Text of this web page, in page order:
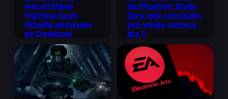
Marvel Tōkon
Fighting Souls
detalha gameplay
de Deadpool
de Phantom Blade
Zero está concluído;
pré-venda começa
dia 11